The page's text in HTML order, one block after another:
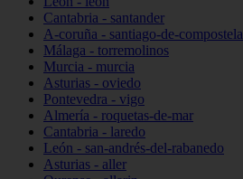
Cantabria - santander
A-coruña - santiago-de-compostela
Málaga - torremolinos
Murcia - murcia
Asturias - oviedo
Pontevedra - vigo
Almería - roquetas-de-mar
Cantabria - laredo
León - san-andrés-del-rabanedo
Asturias - aller